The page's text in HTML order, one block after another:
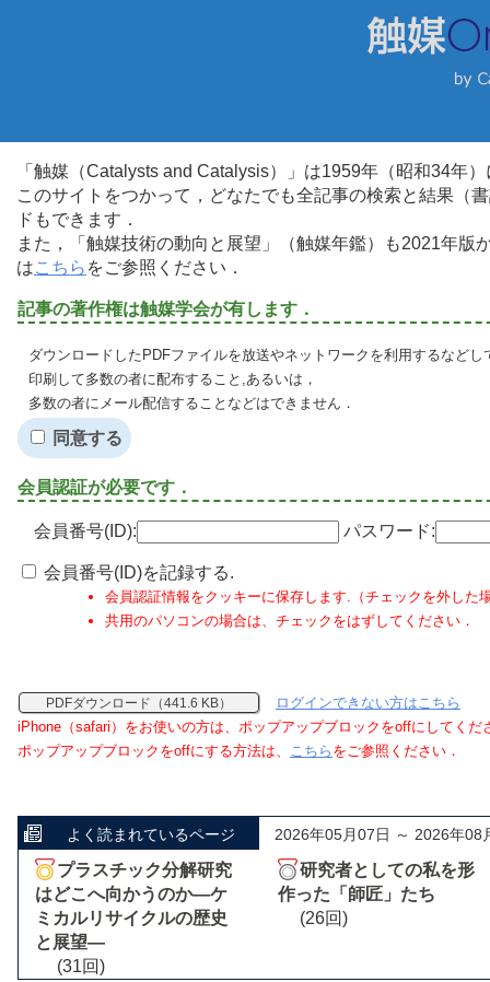
「触媒（Catalysts and Catalysis）」は1959年（昭和34年
このサイトをつかって，どなたでも全記事の検索と結果（
ドもできます．
また，「触媒技術の動向と展望」（触媒年鑑）も2021年
はこちら をご参照ください．
記事の著作権は触媒学会が有します．
ダウンロードしたPDFファイルを放送やネットワークを利用するなど
印刷して多数の者に配布すること,あるいは，
多数の者にメール配信することなどはできません．
同意する
会員認証が必要です．
会員番号(ID): パスワード:
会員番号(ID)を記録する.
会員認証情報をクッキーに保存します.（チェックを外した
共用のパソコンの場合は、チェックをはずしてください．
PDFダウンロード（441.6 KB）
ログインできない方はこちら
iPhone（safari）をお使いの方は、ポップアップブロックをoffにしてくだ
ポップアップブロックをoffにする方法は、 こちら をご参照ください．
よく読まれているページ 2026年05月07日 ～ 2026年08
プラスチック分解研究
はどこへ向かうのか―ケ
ミカルリサイクルの歴史
と展望―
(31回)
研究者としての私を形
作った「師匠」たち
(26回)